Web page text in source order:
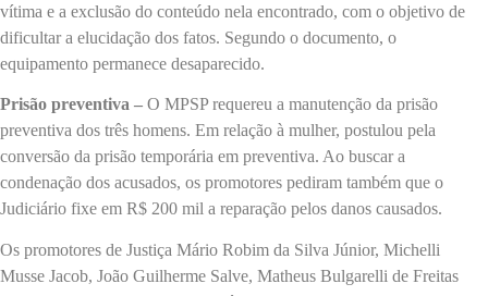
vítima e a exclusão do conteúdo nela encontrado, com o objetivo de
dificultar a elucidação dos fatos. Segundo o documento, o
equipamento permanece desaparecido.
Prisão preventiva – O MPSP requereu a manutenção da prisão
preventiva dos três homens. Em relação à mulher, postulou pela
conversão da prisão temporária em preventiva. Ao buscar a
condenação dos acusados, os promotores pediram também que o
Judiciário fixe em R$ 200 mil a reparação pelos danos causados.
Os promotores de Justiça Mário Robim da Silva Júnior, Michelli
Musse Jacob, João Guilherme Salve, Matheus Bulgarelli de Freitas